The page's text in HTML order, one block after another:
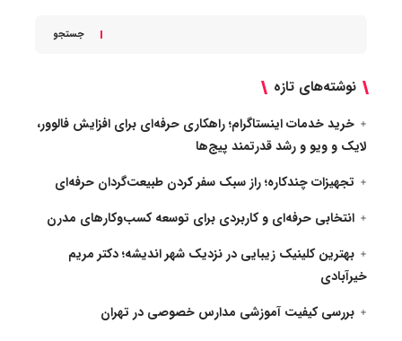
جستجو
نوشته‌های تازه
خرید خدمات اینستاگرام؛ راهکاری حرفه‌ای برای افزایش فالوور،
لایک و ویو و رشد قدرتمند پیج‌ها
تجهیزات چندکاره؛ راز سبک سفر کردن طبیعت‌گردان حرفه‌ای
انتخابی حرفه‌ای و کاربردی برای توسعه کسب‌وکارهای مدرن
بهترین کلینیک زیبایی در نزدیک شهر اندیشه؛ دکتر مریم
خیرآبادی
بررسی کیفیت آموزشی مدارس خصوصی در تهران